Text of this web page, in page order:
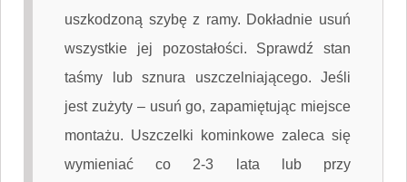
uszkodzoną szybę z ramy. Dokładnie usuń
wszystkie jej pozostałości. Sprawdź stan
taśmy lub sznura uszczelniającego. Jeśli
jest zużyty – usuń go, zapamiętując miejsce
montażu. Uszczelki kominkowe zaleca się
wymieniać co 2-3 lata lub przy